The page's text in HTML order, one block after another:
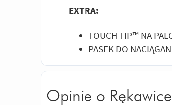
EXTRA:
TOUCH TIP™ NA
PASEK DO
Opinie o